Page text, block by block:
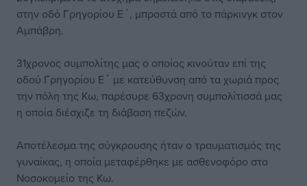
στην οδό Γρηγορίου Ε΄, μπροστά από το πάρκινγκ στον
Αμπάβρη.
31χρονος συμπολίτης μας ο οποίος κινούταν επί της
οδού Γρηγορίου Ε΄ με κατεύθυνση από τα χωριά προς
την πόλη της Κω, παρέσυρε 63χρονη συμπολίτισσά μας
η οποία διέσχιζε τη διάβαση πεζών.
Αποτέλεσμα της σύγκρουσης ήταν ο τραυματισμός της
γυναίκας, η οποία μεταφέρθηκε με ασθενοφόρο στο
Νοσοκομείο της Κω.